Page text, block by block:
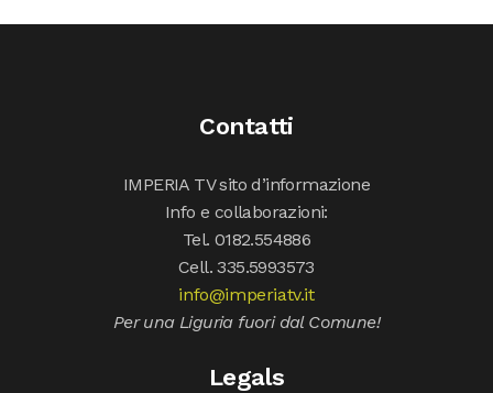
Contatti
IMPERIA TV sito d’informazione
Info e collaborazioni:
Tel. 0182.554886
Cell. 335.5993573
info@imperiatv.it
Per una Liguria fuori dal Comune!
Legals